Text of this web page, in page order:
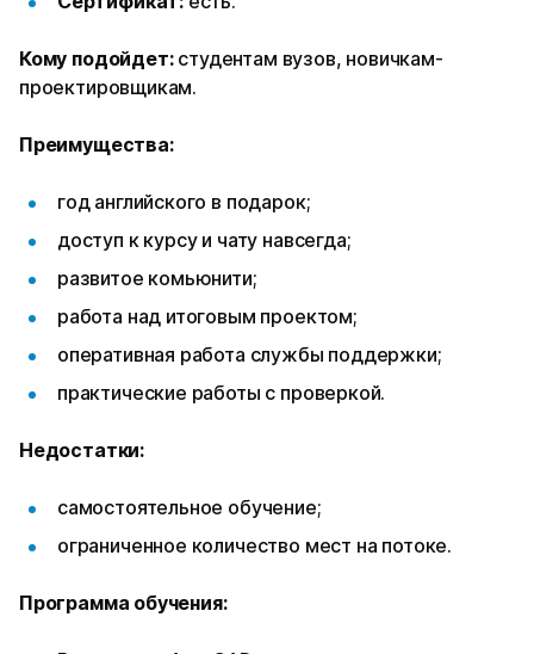
Кому подойдет: студентам вузов, новичкам-
проектировщикам.
Преимущества:
год английского в подарок;
доступ к курсу и чату навсегда;
развитое комьюнити;
работа над итоговым проектом;
оперативная работа службы поддержки;
практические работы с проверкой.
Недостатки:
самостоятельное обучение;
ограниченное количество мест на потоке.
Программа обучения: